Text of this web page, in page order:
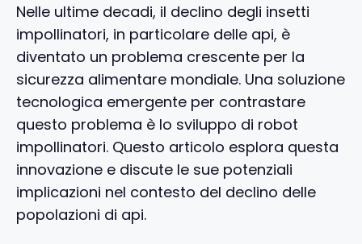
Nelle ultime decadi, il declino degli insetti
impollinatori, in particolare delle api, è
diventato un problema crescente per la
sicurezza alimentare mondiale. Una soluzione
tecnologica emergente per contrastare
questo problema è lo sviluppo di robot
impollinatori. Questo articolo esplora questa
innovazione e discute le sue potenziali
implicazioni nel contesto del declino delle
popolazioni di api.